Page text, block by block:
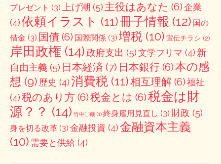
プレゼント (3) 上げ潮 (5) 主役はあなた (6)企業
(4)依頼イラスト (11)冊子情報 (12) 国の
借金 (3) 国債 (6) 国際関係 (3) 増税 (10) 宣伝チラシ (2)
岸田政権 (14)政府支出 (5)文学フリマ (4) 新
自由主義 (5) 日本経済 (7) 日本銀行 (6)本の感
想 (9) 歴史 (4)消費税 (11)相互理解 (6)福祉
(4)税のあり方 (6)税金とは (6)税金は財
源？？ (14) 竹中〇蔵 (1) 終身雇用見直し (3) 財政 (5)
身を切る改革 (3) 金融投資 (4)金融資本主義
(10) 需要と供給 (4)